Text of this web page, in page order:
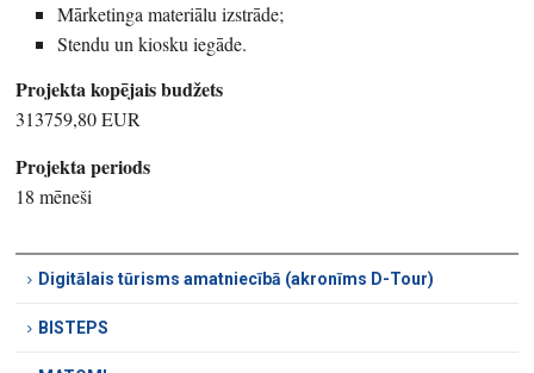
Mārketinga materiālu izstrāde;
Stendu un kiosku iegāde.
Projekta kopējais budžets
313759,80 EUR
Projekta periods
18 mēneši
Digitālais tūrisms amatniecībā (akronīms D-Tour)
BISTEPS